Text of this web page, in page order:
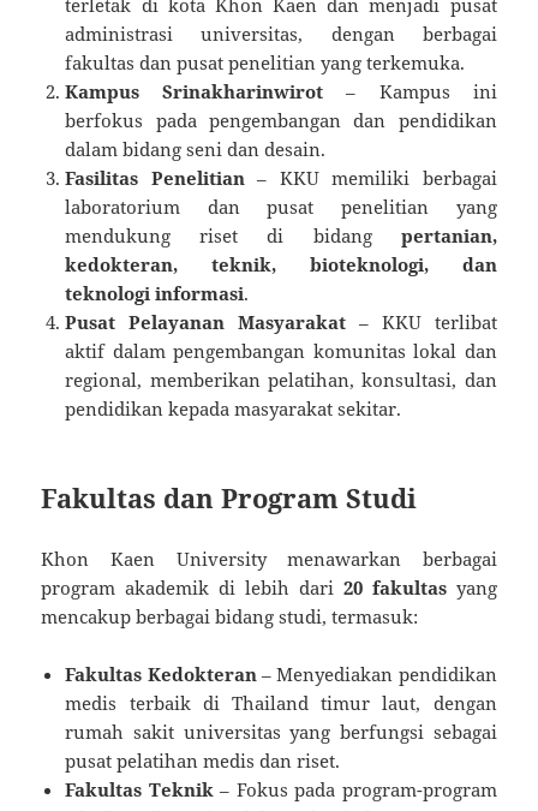
terletak di kota Khon Kaen dan menjadi pusat
administrasi universitas, dengan berbagai
fakultas dan pusat penelitian yang terkemuka.
Kampus Srinakharinwirot – Kampus ini
berfokus pada pengembangan dan pendidikan
dalam bidang seni dan desain.
Fasilitas Penelitian– KKU memiliki berbagai
laboratorium dan pusat penelitian yang
mendukung riset di bidang pertanian,
kedokteran, teknik, bioteknologi, dan
teknologi informasi.
Pusat Pelayanan Masyarakat – KKU terlibat
aktif dalam pengembangan komunitas lokal dan
regional, memberikan pelatihan, konsultasi, dan
pendidikan kepada masyarakat sekitar.
Fakultas dan Program Studi
Khon Kaen University menawarkan berbagai
program akademik di lebih dari 20 fakultasyang
mencakup berbagai bidang studi, termasuk:
Fakultas Kedokteran– Menyediakan pendidikan
medis terbaik di Thailand timur laut, dengan
rumah sakit universitas yang berfungsi sebagai
pusat pelatihan medis dan riset.
Fakultas Teknik– Fokus pada program-program